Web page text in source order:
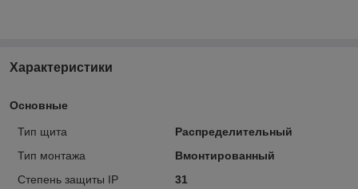
Характеристики
Основные
Тип щита
Распределительный
Тип монтажа
Вмонтированный
Степень защиты IP
31